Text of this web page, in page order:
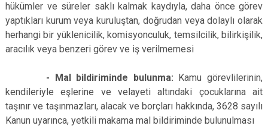
hükümler ve süreler saklı kalmak kaydıyla, daha önce görev
yaptıkları kurum veya kuruluştan, doğrudan veya dolaylı olarak
herhangi bir yüklenicilik, komisyonculuk, temsilcilik, bilirkişilik,
aracılık veya benzeri görev ve iş verilmemesi
- Mal bildiriminde bulunma: Kamu görevlilerinin,
kendileriyle eşlerine ve velayeti altındaki çocuklarına ait
taşınır ve taşınmazları, alacak ve borçları hakkında, 3628 sayılı
Kanun uyarınca, yetkili makama mal bildiriminde bulunulması